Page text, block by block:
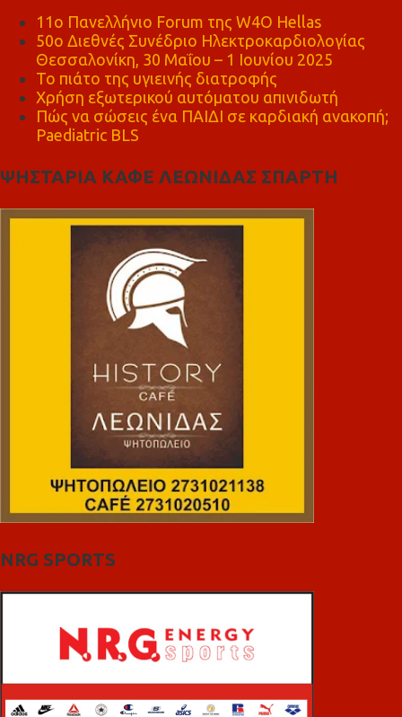
11ο Πανελλήνιο Forum της W4O Hellas
50ο Διεθνές Συνέδριο Ηλεκτροκαρδιολογίας
Θεσσαλονίκη, 30 Μαΐου – 1 Ιουνίου 2025
Το πιάτο της υγιεινής διατροφής
Χρήση εξωτερικού αυτόματου απινιδωτή
Πώς να σώσεις ένα ΠΑΙΔΙ σε καρδιακή ανακοπή;
Paediatric BLS
ΨΗΣΤΑΡΙΑ ΚΑΦΕ ΛΕΩΝΙΔΑΣ ΣΠΑΡΤΗ
NRG SPORTS